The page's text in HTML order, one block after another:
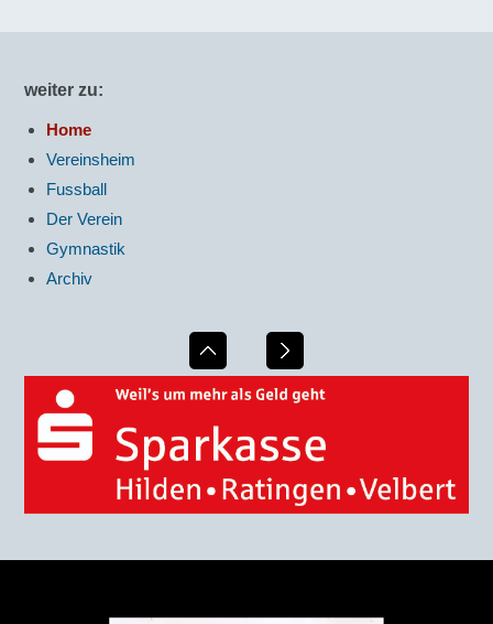
weiter zu:
Home
Vereinsheim
Fussball
Der Verein
Gymnastik
Archiv